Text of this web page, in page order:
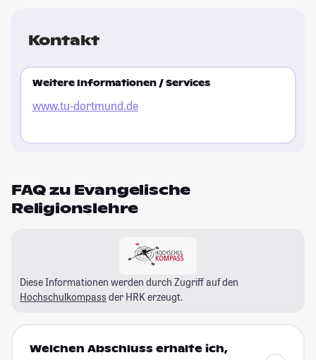
Kontakt
Weitere Informationen / Services
www.tu-dortmund.de
FAQ zu Evangelische
Religionslehre
Diese Informationen werden durch Zugriff auf den
Hochschulkompass der HRK erzeugt.
Welchen Abschluss erhalte ich,